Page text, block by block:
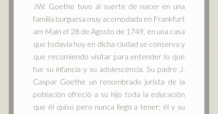
JW. Goethe tuvo al suerte de nacer en una
familia burguesa muy acomodada en Frankfurt
am Main el 28 de Agosto de 1749, en una casa
que todavía hoy en dicha ciudad se conserva y
que recomiendo visitar para entender lo que
fue su infancia y su adolescencia. Su padre J.
Caspar Goethe un renombrado jurista de la
población ofreció a su hijo toda la educación
que él quiso pero nunca llego a tener; él y su